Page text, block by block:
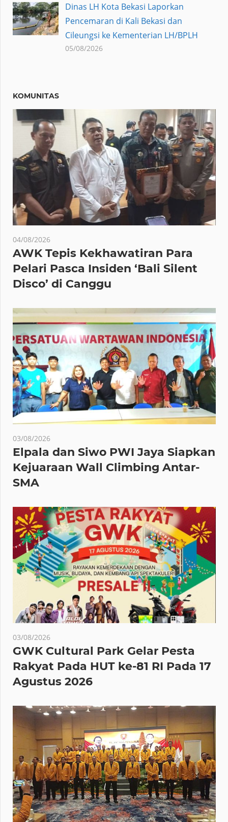
Dinas LH Kota Bekasi Laporkan
Pencemaran di Kali Bekasi dan
Cileungsi ke Kementerian LH/BPLH
05/08/2026
KOMUNITAS
04/08/2026
AWK Tepis Kekhawatiran Para
Pelari Pasca Insiden ‘Bali Silent
Disco’ di Canggu
03/08/2026
Elpala dan Siwo PWI Jaya Siapkan
Kejuaraan Wall Climbing Antar-
SMA
03/08/2026
GWK Cultural Park Gelar Pesta
Rakyat Pada HUT ke-81 RI Pada 17
Agustus 2026